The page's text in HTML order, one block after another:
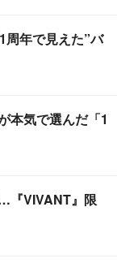
年で見えた”バ
本気で選んだ「1
『VIVANT』限